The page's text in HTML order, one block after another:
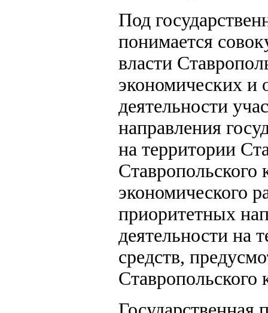
Под
понимается
власти
экономических и
деятельности
направления
на территории
Ставропольского
экономического
приоритетных
деятельности на
средств,
Ставропольского